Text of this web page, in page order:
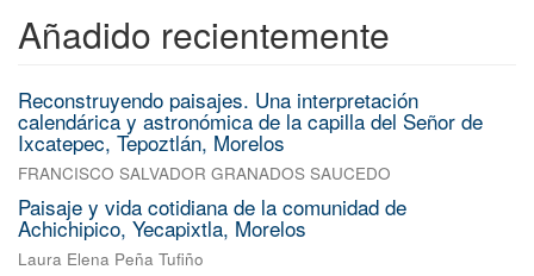
Añadido recientemente
Reconstruyendo paisajes. Una interpretación
calendárica y astronómica de la capilla del Señor de
Ixcatepec, Tepoztlán, Morelos
FRANCISCO SALVADOR GRANADOS SAUCEDO
Paisaje y vida cotidiana de la comunidad de
Achichipico, Yecapixtla, Morelos
Laura Elena Peña Tufiño